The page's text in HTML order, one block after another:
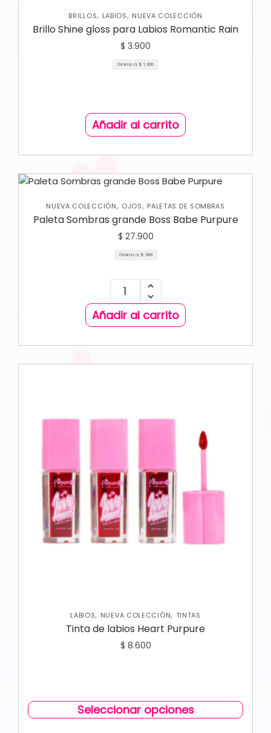
BRILLOS, LABIOS, NUEVA COLECCIÓN
Brillo Shine gloss para Labios Romantic Rain
$ 3.900
Gramo a: $ 1.300
Añadir al carrito
NUEVA COLECCIÓN, OJOS, PALETAS DE SOMBRAS
Paleta Sombras grande Boss Babe Purpure
$ 27.900
Gramo a: $ 388
Añadir al carrito
LABIOS, NUEVA COLECCIÓN, TINTAS
Tinta de labios Heart Purpure
$ 8.600
Seleccionar opciones